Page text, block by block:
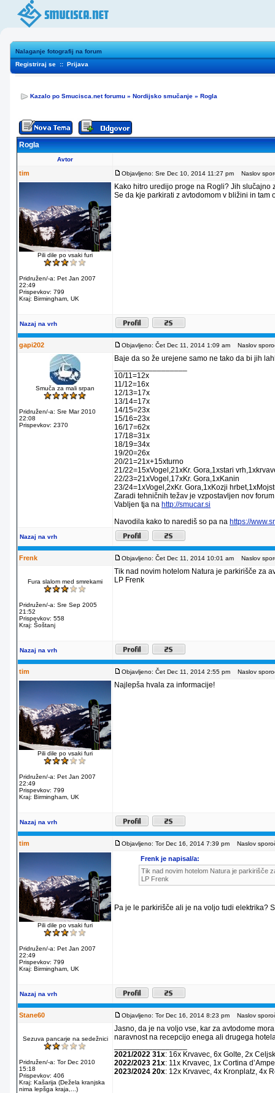
Nalaganje fotografij na forum
Registriraj se :: Prijava
Kazalo po Smucisca.net forumu » Nordijsko smučanje » Rogla
Rogla
Avtor
tim Objavljeno: Sre Dec 10, 2014 11:27 pm Naslov
Pili dile po vsaki furi
Pridružen/-a: Pet Jan 2007
22:49
Prispevkov: 799
Kraj: Birmingham, UK
Kako hitro uredijo proge na Rogli? Jih slučajno
Se da kje parkirati z avtodomom v bližini in tam
Nazaj na vrh
gapi202 Objavljeno: Čet Dec 11, 2014 1:09 am Naslov
Smuča za mali srpan
Pridružen/-a: Sre Mar 2010
22:08
Prispevkov: 2370
Baje da so že urejene samo ne tako da bi jih
10/11=12x
11/12=16x
12/13=17x
13/14=17x
14/15=23x
15/16=23x
16/17=62x
17/18=31x
18/19=34x
19/20=26x
20/21=21x+15xturno
21/22=15xVogel,21xKr. Gora,1xstari
22/23=21xVogel,17xKr. Gora,1xKanin
23/24=1xVogel,2xKr. Gora,1xKozji
Zaradi tehničnih težav je vzpostavljen nov
Vabljen tja na http://smucar.si
Navodila kako to narediš so pa na https://
Nazaj na vrh
Frenk Objavljeno: Čet Dec 11, 2014 10:01 am Naslov
Fura slalom med smrekami
Pridružen/-a: Sre Sep 2005
21:52
Prispevkov: 558
Kraj: Šoštanj
Tik nad novim hotelom Natura je parkirišče za
LP Frenk
Nazaj na vrh
tim Objavljeno: Čet Dec 11, 2014 2:55 pm Naslov
Pili dile po vsaki furi
Pridružen/-a: Pet Jan 2007
22:49
Prispevkov: 799
Kraj: Birmingham, UK
Najlepša hvala za informacije!
Nazaj na vrh
tim Objavljeno: Tor Dec 16, 2014 7:39 pm Naslov
Pili dile po vsaki furi
Pridružen/-a: Pet Jan 2007
22:49
Prispevkov: 799
Kraj: Birmingham, UK
Frenk je napisal/a:
Tik nad novim hotelom Natura je parkirišče
LP Frenk
Pa je le parkirišče ali je na voljo tudi elektrika?
Nazaj na vrh
Stane60 Objavljeno: Tor Dec 16, 2014 8:23 pm Naslov
Sezuva pancarje na sedežnici
Pridružen/-a: Tor Dec 2010
15:18
Prispevkov: 406
Kraj: Kašarija (Dežela kranjska
nima lepšga kraja,...)
Jasno, da je na voljo vse, kar za avtodome
naravnost na recepcijo enega ali drugega
2021/2022 31x: 16x Krvavec, 6x Golte, 2x
2022/2023 21x: 11x Krvavec, 1x Cortina
2023/2024 20x: 12x Krvavec, 4x Kronplatz, 4x